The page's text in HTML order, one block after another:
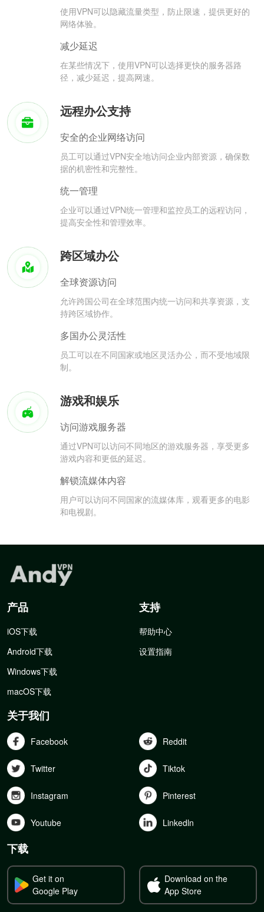
使用VPN可以隐藏流量类型，防止限速，提供更好的
网络体验。
减少延迟
在某些情况下，使用VPN可以选择更快的服务器路
径，减少延迟，提高网速。
远程办公支持
安全的企业网络访问
员工可以通过VPN安全地访问企业内部资源，确保数
据的机密性和完整性。
统一管理
企业可以通过VPN统一管理和监控员工的远程访问，
提高安全性和管理效率。
跨区域办公
全球资源访问
允许跨国公司在全球范围内统一访问和共享资源，支
持跨区域协作。
多国办公灵活性
员工可以在不同国家或地区灵活办公，而不受地域限
制。
游戏和娱乐
访问游戏服务器
通过VPN可以访问不同地区的游戏服务器，享受更多
游戏内容和更低的延迟。
解锁流媒体内容
用户可以访问不同国家的流媒体库，观看更多的电影
和电视剧。
产品
iOS下载
Android下载
Windows下载
macOS下载
支持
帮助中心
设置指南
关于我们
Facebook Reddit
Twitter Tiktok
Instagram Pinterest
Youtube Linkedln
下载
Get it on
Google Play
Download on the
App Store